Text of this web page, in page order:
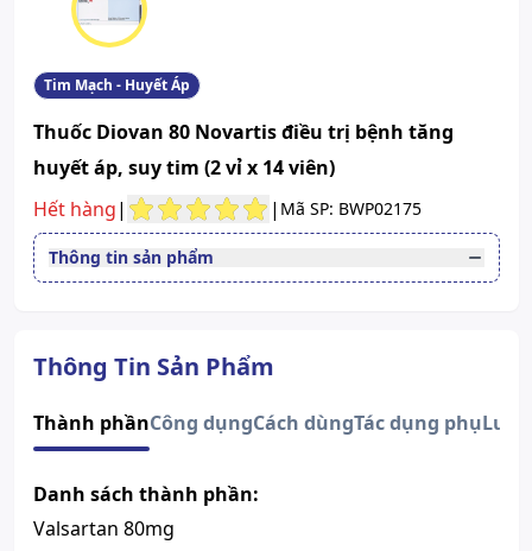
Tim Mạch - Huyết Áp
Thuốc Diovan 80 Novartis điều trị bệnh tăng
huyết áp, suy tim (2 vỉ x 14 viên)
Hết hàng| | Mã SP: BWP02175
Thông tin sản phẩm
Quy cách
Hộp 2 vỉ x 14 viên
Nhà sản xuất
Nước sản xuất
Tây Ban Nha
Xuất xứ thương
Số đăng ký
VN-18399-14
Hướng dẫn tra cứu số đăng ký thuốc được cấp phép
Thông Tin Sản Phẩm
Thành phầnCông dụngCách dùngTác dụng phụLưu
Danh sách thành phần:
Valsartan 80mg